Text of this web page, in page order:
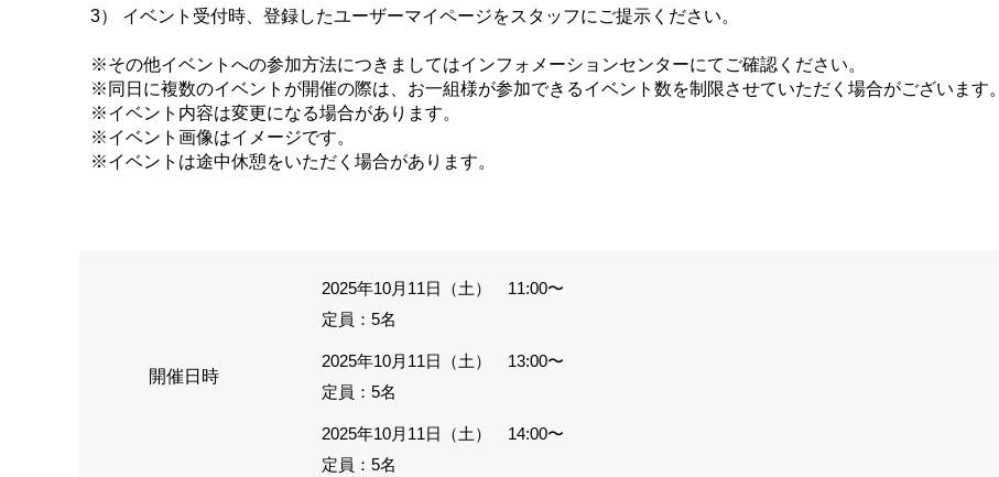
3） イベント受付時、登録したユーザーマイページをスタッフにご提示ください。
※その他イベントへの参加方法につきましてはインフォメーションセンターにてご確認ください。
※同日に複数のイベントが開催の際は、お一組様が参加できるイベント数を制限させていただく場合がございます。
※イベント内容は変更になる場合があります。
※イベント画像はイメージです。
※イベントは途中休憩をいただく場合があります。
開催日時
2025年10月11日（土） 11:00〜
定員：5名
2025年10月11日（土） 13:00〜
定員：5名
2025年10月11日（土） 14:00〜
定員：5名